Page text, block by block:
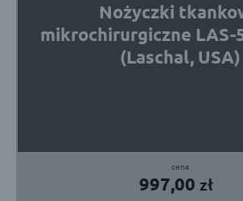
Nożyczki
mikrochirurgiczne LAS-
(Laschal, USA)
997,00 zł